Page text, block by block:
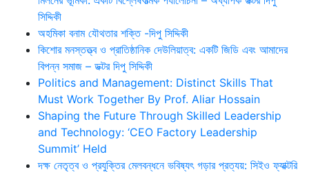
সিদ্দিকী
অহমিকা বনাম যৌথতার শক্তি -দিপু সিদ্দিকী
কিশোর মনস্তত্ত্ব ও প্রাতিষ্ঠানিক দেউলিয়াত্ব: একটি জিডি এবং আমাদের
বিপন্ন সমাজ – ডক্টর দিপু সিদ্দিকী
Politics and Management: Distinct Skills That
Must Work Together By Prof. Aliar Hossain
Shaping the Future Through Skilled Leadership
and Technology: ‘CEO Factory Leadership
Summit’ Held
দক্ষ নেতৃত্ব ও প্রযুক্তির মেলবন্ধনে ভবিষ্যৎ গড়ার প্রত্যয়: সিইও ফ্যাক্টরি